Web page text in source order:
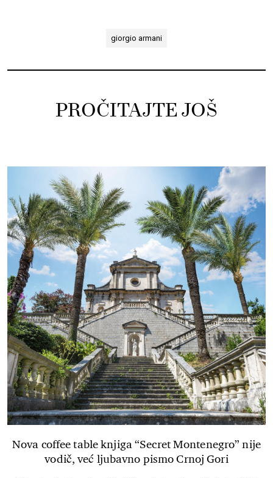
giorgio armani
PROČITAJTE JOŠ
Nova coffee table knjiga “Secret Montenegro” nije
vodič, već ljubavno pismo Crnoj Gori